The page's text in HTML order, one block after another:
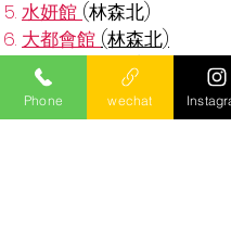
水妍館 (林森北)
大都會館 (林森北)
芯苑館
(林森北)
雙城館
(中山北路
王妃館 (民權東路)
Phone wechat